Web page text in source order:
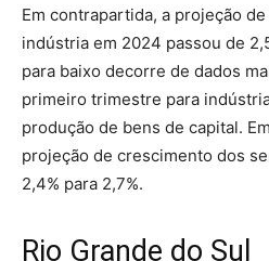
Em contrapartida, a projeção
indústria em 2024 passou de
para baixo decorre de dados
primeiro trimestre para
produção de bens de capital.
projeção de crescimento dos
2,4% para 2,7%.
Rio Grande do Sul